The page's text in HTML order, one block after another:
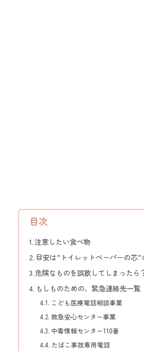
目次
注意したい食べ物
目安は”トイレットペーパーの芯”
危険なものを誤飲してしまったら
もしものための、緊急連絡先一覧
こども医療電話相談事業
救急安心センター事業
中毒情報センター110番
たばこ事故専用電話